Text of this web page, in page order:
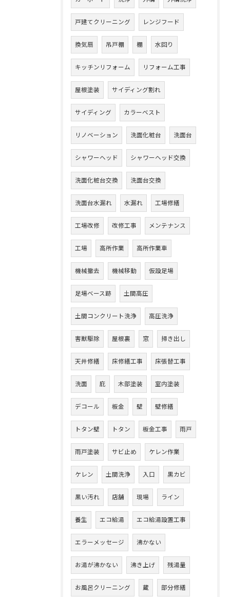
戸建てクリーニング レンジフード
換気扇 吊戸棚 棚 水回り
キッチンリフォーム リフォーム工事
屋根塗装 サイディング割れ
サイディング カラーベスト
リノベーション 洗面化粧台 洗面台
シャワーヘッド シャワーヘッド交換
洗面化粧台交換 洗面台交換
洗面台水漏れ 水漏れ 工場修繕
工場改修 改修工事 メンテナンス
工場 高所作業 高所作業車
機械撤去 機械移動 仮設足場
足場ベース跡 土間高圧
土間コンクリート洗浄 高圧洗浄
害獣駆除 屋根裏 窓 掃き出し
天井修繕 床修繕工事 床張替工事
洗面 庇 木部塗装 室内塗装
デコール 板金 壁 壁修繕
トタン壁 トタン 板金工事 雨戸
雨戸塗装 サビ止め ケレン作業
ケレン 土間洗浄 入口 黒カビ
黒い汚れ 店舗 現場 ライン
養生 エコ給湯 エコ給湯設置工事
エラーメッセージ 沸かない
お湯が沸かない 沸き上げ 残湯量
お風呂クリーニング 蔵 部分修繕